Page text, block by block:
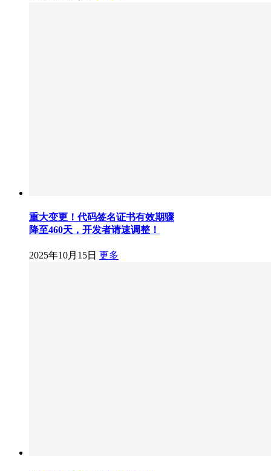
重大变更！代码签名证书有效期骤
降至460天，开发者请速调整！
2025年10月15日 更多